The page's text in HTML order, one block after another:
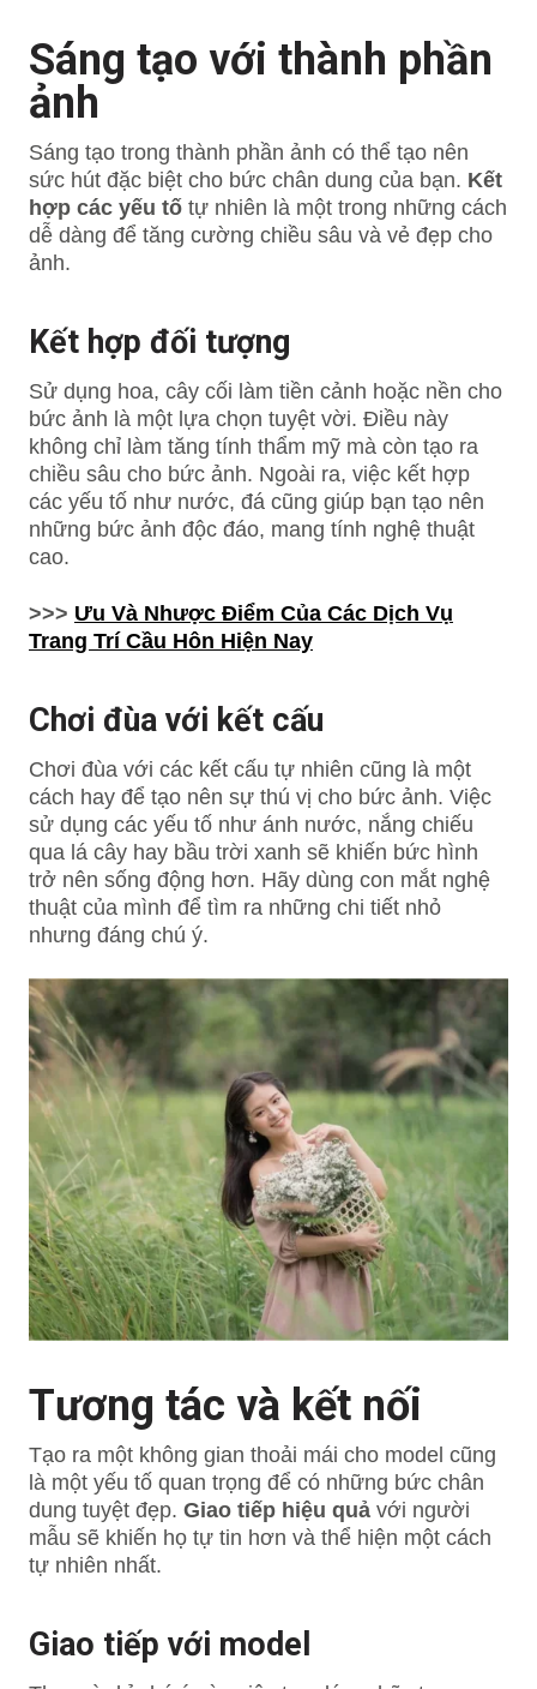
Sáng tạo với thành phần
ảnh
Sáng tạo trong thành phần ảnh có thể tạo nên
sức hút đặc biệt cho bức chân dung của bạn. Kết
hợp các yếu tốtự nhiên là một trong những cách
dễ dàng để tăng cường chiều sâu và vẻ đẹp cho
ảnh.
Kết hợp đối tượng
Sử dụng hoa, cây cối làm tiền cảnh hoặc nền cho
bức ảnh là một lựa chọn tuyệt vời. Điều này
không chỉ làm tăng tính thẩm mỹ mà còn tạo ra
chiều sâu cho bức ảnh. Ngoài ra, việc kết hợp
các yếu tố như nước, đá cũng giúp bạn tạo nên
những bức ảnh độc đáo, mang tính nghệ thuật
cao.
>>> Ưu Và Nhược Điểm Của Các Dịch Vụ
Trang Trí Cầu Hôn Hiện Nay
Chơi đùa với kết cấu
Chơi đùa với các kết cấu tự nhiên cũng là một
cách hay để tạo nên sự thú vị cho bức ảnh. Việc
sử dụng các yếu tố như ánh nước, nắng chiếu
qua lá cây hay bầu trời xanh sẽ khiến bức hình
trở nên sống động hơn. Hãy dùng con mắt nghệ
thuật của mình để tìm ra những chi tiết nhỏ
nhưng đáng chú ý.
Tương tác và kết nối
Tạo ra một không gian thoải mái cho model cũng
là một yếu tố quan trọng để có những bức chân
dung tuyệt đẹp. Giao tiếp hiệu quảvới người
mẫu sẽ khiến họ tự tin hơn và thể hiện một cách
tự nhiên nhất.
Giao tiếp với model